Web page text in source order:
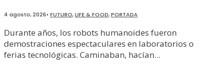
4 agosto, 2026• FUTURO,LIFE & FOOD,PORTADA
Durante años, los robots humanoides fueron
demostraciones espectaculares en laboratorios o
ferias tecnológicas. Caminaban, hacían...